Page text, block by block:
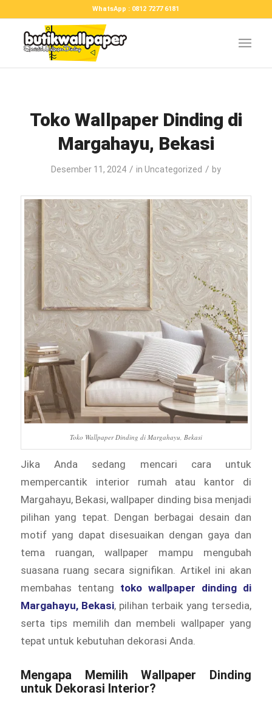
WhatsApp : 0812 7277 6181
Toko Wallpaper Dinding di
Margahayu, Bekasi
Desember 11, 2024 / in Uncategorized / by
Toko Wallpaper Dinding di Margahayu, Bekasi
Jika Anda sedang mencari cara untuk
mempercantik interior rumah atau kantor di
Margahayu, Bekasi, wallpaper dinding bisa menjadi
pilihan yang tepat. Dengan berbagai desain dan
motif yang dapat disesuaikan dengan gaya dan
tema ruangan, wallpaper mampu mengubah
suasana ruang secara signifikan. Artikel ini akan
membahas tentang toko wallpaper dinding di
Margahayu, Bekasi, pilihan terbaik yang tersedia,
serta tips memilih dan membeli wallpaper yang
tepat untuk kebutuhan dekorasi Anda.
Mengapa Memilih Wallpaper Dinding
untuk Dekorasi Interior?